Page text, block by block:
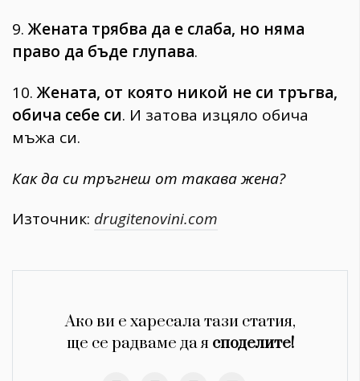
9.Жената трябва да е слаба, но няма
право да бъде глупава.
10.Жената, от която никой не си тръгва,
обича себе си. И затова изцяло обича
мъжа си.
Как да си тръгнеш от такава жена?
Източник: drugitenovini.com
Ако ви е харесала тази статия,
ще се радваме да я споделите!